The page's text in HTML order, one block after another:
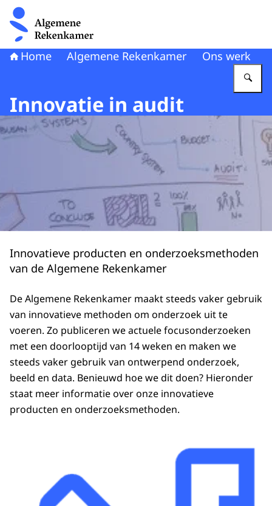
Naar de homepage van Algemene Rekenkamer
Home Algemene Rekenkamer Ons werk
Innovatie in audit
Innovatieve producten en onderzoeksmethoden
van de Algemene Rekenkamer
De Algemene Rekenkamer maakt steeds vaker gebruik
van innovatieve methoden om onderzoek uit te
voeren. Zo publiceren we actuele focusonderzoeken
met een doorlooptijd van 14 weken en maken we
steeds vaker gebruik van ontwerpend onderzoek,
beeld en data. Benieuwd hoe we dit doen? Hieronder
staat meer informatie over onze innovatieve
producten en onderzoeksmethoden.